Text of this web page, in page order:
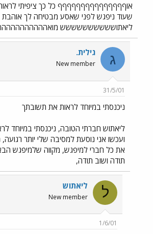
אוףףףףףףףףףףףףףףף כל כך ציפיתי
שעוד ניפגש לפני שאסע מבטיחה לך
ליאתושששששששששש
ג גילית.
New member
31/5/01
ניכנסתי במיוחד לראות את תשובתך
ליאתוש חברתי הטובה, ניכנסתי במיוחד
ועכשו אני נוסעת למסיבה שלי יותר
את כל חברי למיפגש, מקווה שלמיפגש
תודה ושוב תודה,
ל ליאתוש
New member
1/6/01